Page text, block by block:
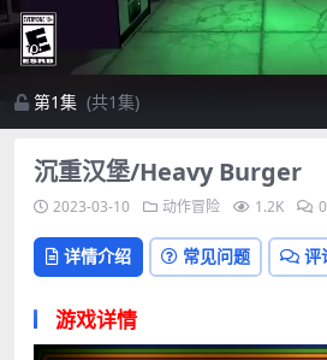
第1集 (共1集)
沉重汉堡/Heavy Burger
2023-03-10 动作冒险 1.2K 0
详情介绍 常见问题 评
游戏详情